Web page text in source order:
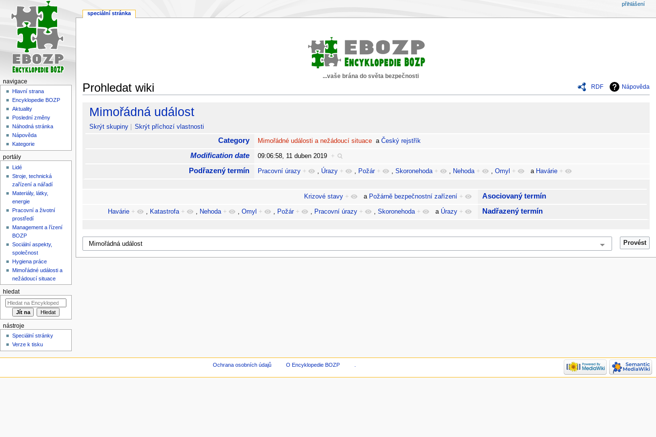
...vaše brána do světa bezpečnosti
RDF
Nápověda
Prohledat wiki
Skočit
navigaci
Skočit
vyhledávání
Mimořádná událost
Skrýt skupiny Skrýt příchozí vlastnosti
Category Mimořádné události a nežádoucí situace aČeský rejstřík
Modification date 09:06:58, 11 duben 2019 +
Podřazený termín Pracovní úrazy + , Úrazy + , Požár + ,Skoronehoda + , Nehoda + ,Omyl + a Havárie +
Krizové stavy + a Požárně bezpečnostní zařízení + Asociovaný termín
Havárie + , Katastrofa + , Nehoda + ,Omyl + , Požár + , Pracovní úrazy + ,Skoronehoda + a Úrazy + Nadřazený termín
speciální stránka
přihlášení
navigace
Hlavní strana
Encyklopedie BOZP
Aktuality
Poslední změny
Náhodná stránka
Nápověda
Kategorie
portály
Lidé
Stroje, technická
zařízení a nářadí
Materiály, látky,
energie
Pracovní a životní
prostředí
Management a řízení
BOZP
Sociální aspekty,
společnost
Hygiena práce
Mimořádné události a
nežádoucí situace
hledat
nástroje
Speciální stránky
Verze k tisku
Ochrana osobních údajů O Encyklopedie BOZP